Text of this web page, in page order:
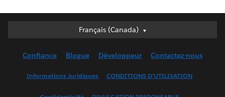
Français (Canada)
Français (Canada)
English (UK)
Confiance Blogue Développeur Contactez-nous
Informations Juridiques CONDITIONS D’UTILISATION